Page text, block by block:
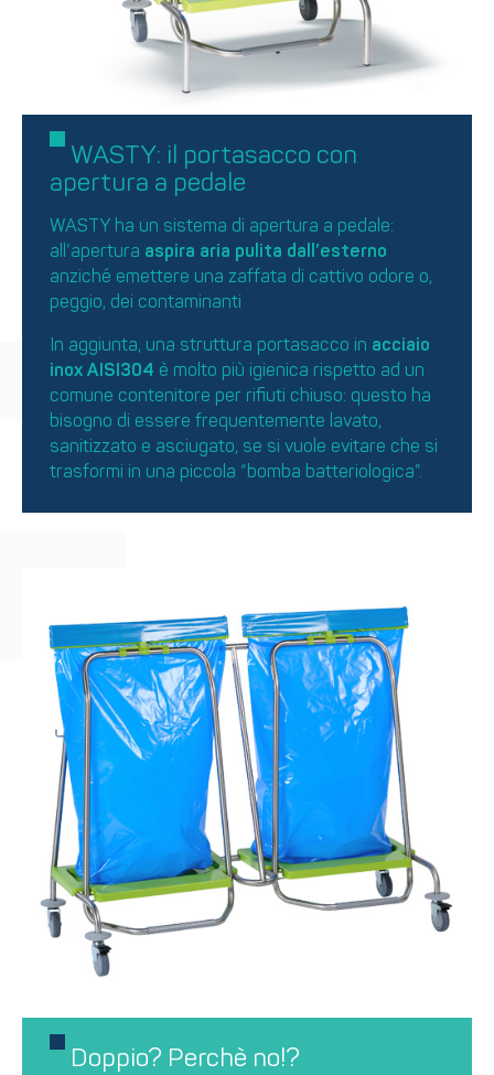
WASTY: il portasacco con
apertura a pedale
WASTY ha un sistema di apertura a pedale:
all’apertura aspira aria pulita dall’esterno
anziché emettere una zaffata di cattivo odore o,
peggio, dei contaminanti
In aggiunta, una struttura portasacco in acciaio
inox AISI304 è molto più igienica rispetto ad un
comune contenitore per rifiuti chiuso: questo ha
bisogno di essere frequentemente lavato,
sanitizzato e asciugato, se si vuole evitare che si
trasformi in una piccola “bomba batteriologica”.
Doppio? Perchè no!?